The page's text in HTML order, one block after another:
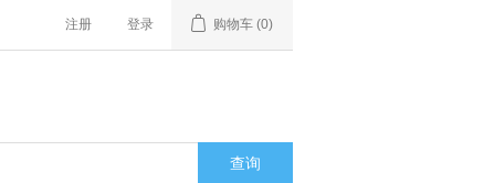
注册 登录 购物车 (0)